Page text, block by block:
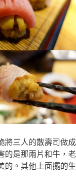
將三人的散壽司做成
的是那兩片和牛，老
的。其他上面擺的生